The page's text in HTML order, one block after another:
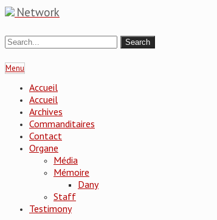
Network
Menu
Accueil
Accueil
Archives
Commanditaires
Contact
Organe
Média
Mémoire
Dany
Staff
Testimony